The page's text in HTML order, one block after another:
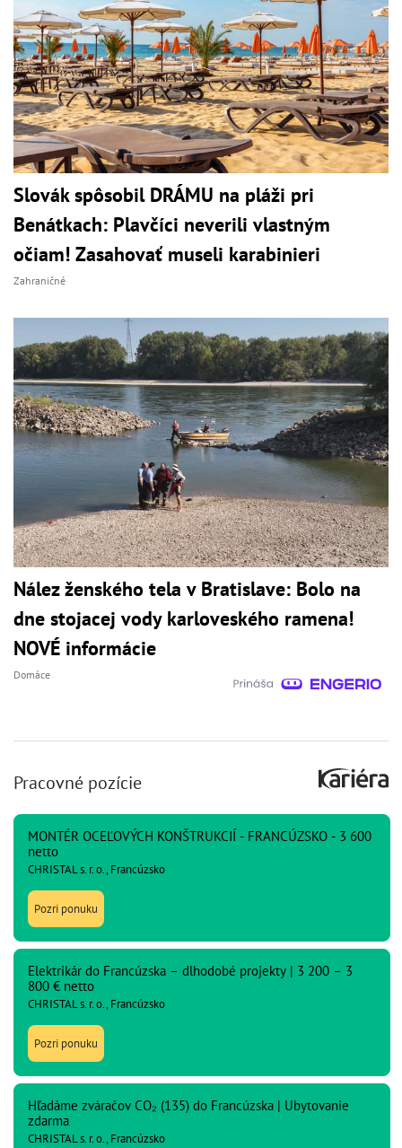
Slovák spôsobil DRÁMU na pláži pri
Benátkach: Plavčíci neverili vlastným
očiam! Zasahovať museli karabinieri
Zahraničné
Nález ženského tela v Bratislave: Bolo na
dne stojacej vody karloveského ramena!
NOVÉ informácie
Domáce
Pracovné pozície
MONTÉR OCEĽOVÝCH KONŠTRUKCIÍ - FRANCÚZSKO - 3 600
netto
CHRISTAL s. r. o., Francúzsko
Pozri ponuku
Elektrikár do Francúzska – dlhodobé projekty | 3 200 – 3
800 € netto
CHRISTAL s. r. o., Francúzsko
Pozri ponuku
Hľadáme zváračov CO₂ (135) do Francúzska | Ubytovanie
zdarma
CHRISTAL s. r. o., Francúzsko